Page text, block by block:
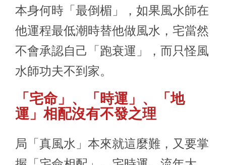
本身何時「最倒楣」，如果風水師在
他運程最低潮時替他做風水，宅當然
不會承認自己「跑衰運」，而只怪風
水師功夫不到家。
「宅命」、「時運」、「地
運 」 相配沒有不發之理
局「真風水」本來就這麼難，又要掌